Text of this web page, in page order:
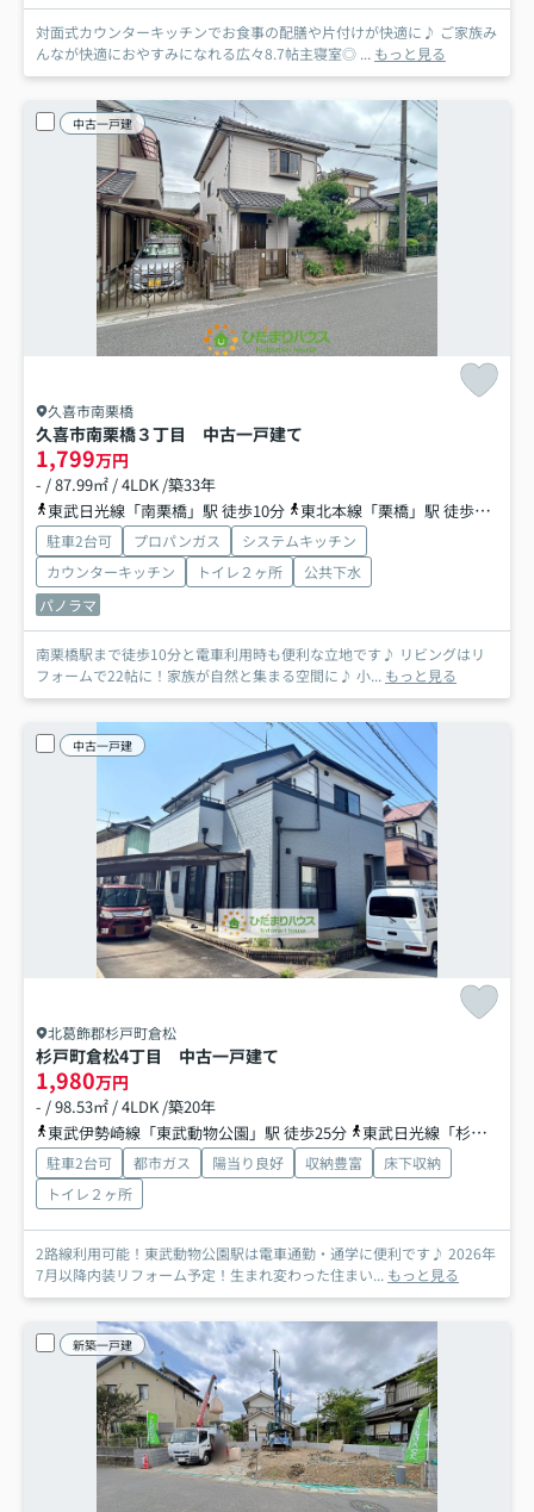
対面式カウンターキッチンでお食事の配膳や片付けが快適に♪ ご家族み
んなが快適におやすみになれる広々8.7帖主寝室◎ ... もっと見る
中古一戸建
久喜市南栗橋
久喜市南栗橋３丁目 中古一戸建て
1,799万円
- / 87.99㎡ / 4LDK /築33年
東武日光線「南栗橋」駅 徒歩10分
東北本線「栗橋」駅 徒歩42分
駐車2台可 プロパンガス
システムキッチン
カウンターキッチン
トイレ２ヶ所
公共下水
パノラマ
南栗橋駅まで徒歩10分と電車利用時も便利な立地です♪ リビングはリ
フォームで22帖に！家族が自然と集まる空間に♪ 小... もっと見る
中古一戸建
北葛飾郡杉戸町倉松
杉戸町倉松4丁目 中古一戸建て
1,980万円
- / 98.53㎡ / 4LDK /築20年
東武伊勢崎線「東武動物公園」駅 徒歩25分
東武日光線「杉戸高野台」駅 徒歩48分
駐車2台可 都市ガス 陽当り良好 収納豊富
床下収納
トイレ２ヶ所
2路線利用可能！東武動物公園駅は電車通勤・通学に便利です♪ 2026年
7月以降内装リフォーム予定！生まれ変わった住まい... もっと見る
新築一戸建